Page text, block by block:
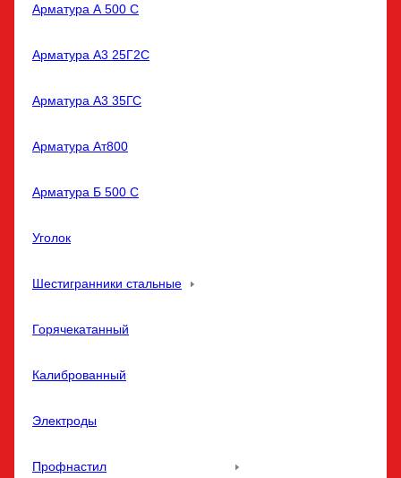
Арматура А 500 С
Арматура А3 25Г2С
Арматура А3 35ГС
Арматура Ат800
Арматура Б 500 С
Уголок
Шестигранники стальные
Горячекатанный
Калиброванный
Электроды
Профнастил